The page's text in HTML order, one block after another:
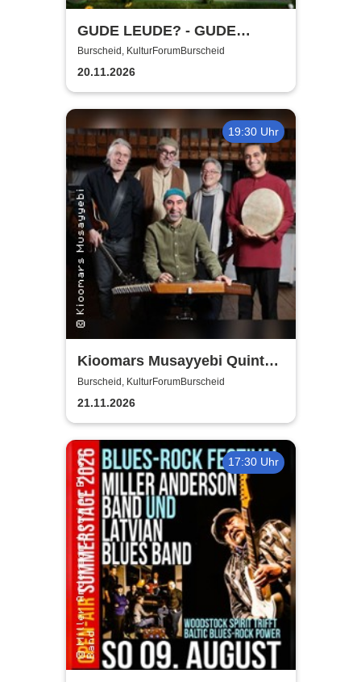
GUDE LEUDE? - GUDE
SHOW!
Burscheid, KulturForumBurscheid
20.11.2026
19:30 Uhr
Kioomars Musayyebi Quintett
- KulturForumBurscheid
Burscheid, KulturForumBurscheid
21.11.2026
17:30 Uhr